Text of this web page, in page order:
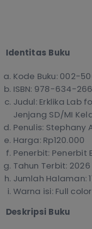
Identitas Buku
Kode Buku: 002-
ISBN: 978-634-
Judul: Erklika Lab
Jenjang SD/MI
Penulis: Stephany
Harga: Rp120.000
Penerbit: Penerbit
Tahun Terbit: 2026
Jumlah Halaman:
Warna isi: Full
Deskripsi Buku